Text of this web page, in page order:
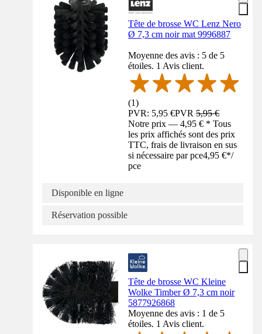
Tête de brosse WC Lenz Nero
Ø 7,3 cm noir mat 9996887
Moyenne des avis : 5 de 5
étoiles. 1 Avis client.
(1)
PVR: 5,95 €PVR5,95 €
Notre prix — 4,95 € * Tous
les prix affichés sont des prix
TTC, frais de livraison en sus
si nécessaire par pce4,95 €*/
pce
Disponible en ligne
Réservation possible
Tête de brosse WC Kleine
Wolke Timber Ø 7,3 cm noir
5877926868
Moyenne des avis : 1 de 5
étoiles. 1 Avis client.